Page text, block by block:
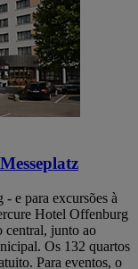
e para excursões à
Hotel Offenburg
central, junto ao
Os 132 quartos
Para eventos, o